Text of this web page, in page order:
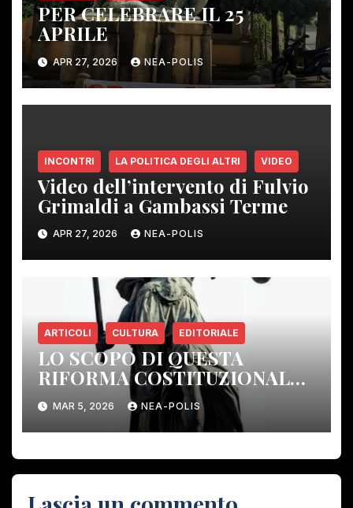
PER CELEBRARE IL 25
APRILE
APR 27, 2026 NEA-POLIS
INCONTRI LA POLITICA DEGLI ALTRI VIDEO
Video dell’intervento di Fulvio
Grimaldi a Gambassi Terme
APR 27, 2026 NEA-POLIS
ARTICOLI CULTURA EDITORIALE
LO SCOPO DI QUESTA
RIFORMA COSTITUZIONALE:
ELIMINARE GLI ORGANI DI
CONTROLLO DEMOCRATICO.
MAR 5, 2026 NEA-POLIS